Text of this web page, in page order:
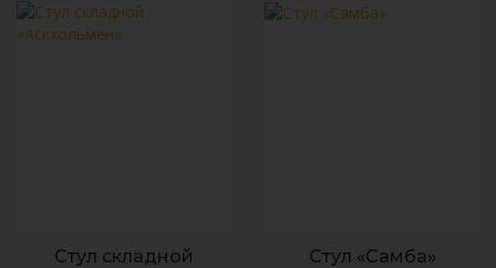
Стул складной
Стул «Самба»